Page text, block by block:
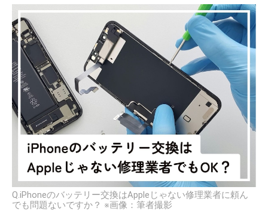
Q.iPhoneのバッテリー交換はAppleじゃない修理業者に頼ん
でも問題ないですか？ ※画像：筆者撮影